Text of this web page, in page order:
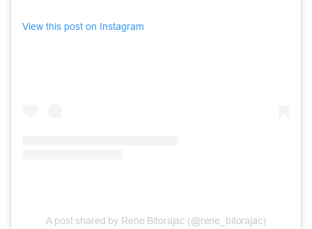
View this post on Instagram
A post shared by Rene Bitorajac (@rene_bitorajac)